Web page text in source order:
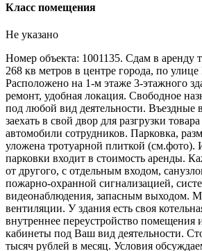
Класс помещения
Не указано
Номер объекта: 1001135. Сдам в аренду
268 кв метров в центре города, по улице
Расположено на 1-м этаже 3-этажного
ремонт, удобная локация. Свободное
под любой вид деятельности. Въездные
заехать в свой двор для разгрузки
автомобили сотрудников. Парковка,
уложена тротуарной плиткой (см.фото).
парковки входит в стоимость аренды.
от другого, с отдельным входом,
пожарно-охранной сигнализацией,
видеонаблюдения, запасным выходом.
вентиляции. У здания есть своя
внутреннее переустройство помещения
кабинеты под Ваш вид деятельности.
тысяч рублей в месяц. Условия